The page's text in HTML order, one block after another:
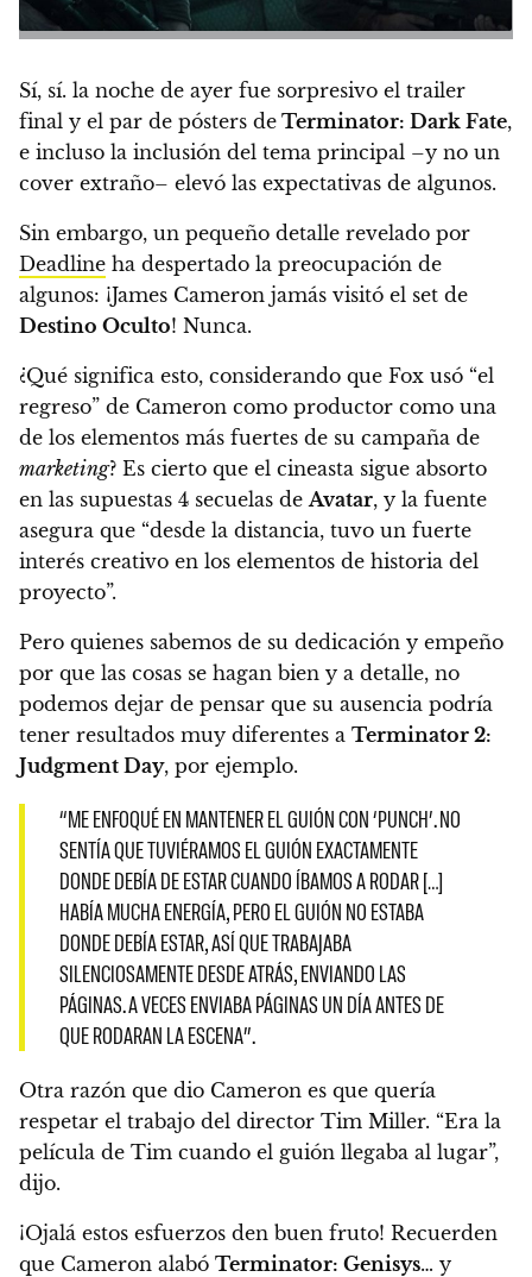
Sí, sí. la noche de ayer fue sorpresivo el trailer
final y el par de pósters de Terminator: Dark Fate,
e incluso la inclusión del tema principal –y no un
cover extraño– elevó las expectativas de algunos.
Sin embargo, un pequeño detalle revelado por
Deadline ha despertado la preocupación de
algunos: ¡James Cameron jamás visitó el set de
Destino Oculto! Nunca.
¿Qué significa esto, considerando que Fox usó “el
regreso” de Cameron como productor como una
de los elementos más fuertes de su campaña de
marketing? Es cierto que el cineasta sigue absorto
en las supuestas 4 secuelas deAvatar, y la fuente
asegura que “desde la distancia, tuvo un fuerte
interés creativo en los elementos de historia del
proyecto”.
Pero quienes sabemos de su dedicación y empeño
por que las cosas se hagan bien y a detalle, no
podemos dejar de pensar que su ausencia podría
tener resultados muy diferentes a Terminator 2:
Judgment Day, por ejemplo.
“ME ENFOQUÉ EN MANTENER EL GUIÓN CON ‘PUNCH’. NO
SENTÍA QUE TUVIÉRAMOS EL GUIÓN EXACTAMENTE
DONDE DEBÍA DE ESTAR CUANDO ÍBAMOS A RODAR […]
HABÍA MUCHA ENERGÍA, PERO EL GUIÓN NO ESTABA
DONDE DEBÍA ESTAR, ASÍ QUE TRABAJABA
SILENCIOSAMENTE DESDE ATRÁS, ENVIANDO LAS
PÁGINAS. A VECES ENVIABA PÁGINAS UN DÍA ANTES DE
QUE RODARAN LA ESCENA”.
Otra razón que dio Cameron es que quería
respetar el trabajo del director Tim Miller. “Era la
película de Tim cuando el guión llegaba al lugar”,
dijo.
¡Ojalá estos esfuerzos den buen fruto! Recuerden
que Cameron alabó Terminator: Genisys… y